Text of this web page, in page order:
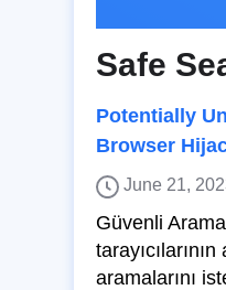
Safe
Potentially
Browser
June 21,
Güvenli
aramalarını